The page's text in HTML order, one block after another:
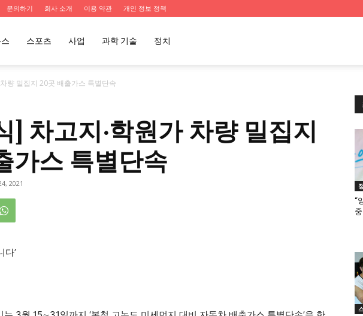
문의하기 회사 소개 이용 약관 개인 정보 정책
스포츠 사업 과학 기술 정치
량 밀집지 20곳 배출가스 특별단속
] 차고지·학원가 차량 밀집지
가스 특별단속
2021
다’
“